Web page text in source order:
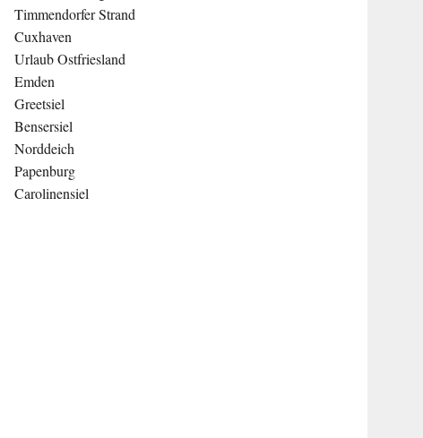
Timmendorfer Strand
Cuxhaven
Urlaub Ostfriesland
Emden
Greetsiel
Bensersiel
Norddeich
Papenburg
Carolinensiel